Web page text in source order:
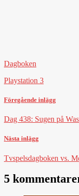
Dagboken
Playstation 3
Föregående inlägg
Dag 438: Sugen på
Nästa inlägg
Tvspelsdagboken vs.
5